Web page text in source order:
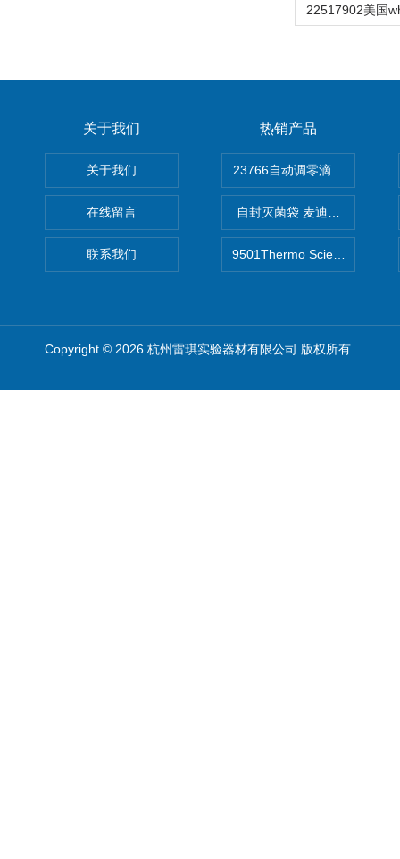
关于我们
关于我们
在线留言
联系我们
热销产品
自封灭菌袋 麦迪康Medicom
9501Thermo Scientific S1移
Copyright © 2026 杭州雷琪实验器材有限公司 版权所有